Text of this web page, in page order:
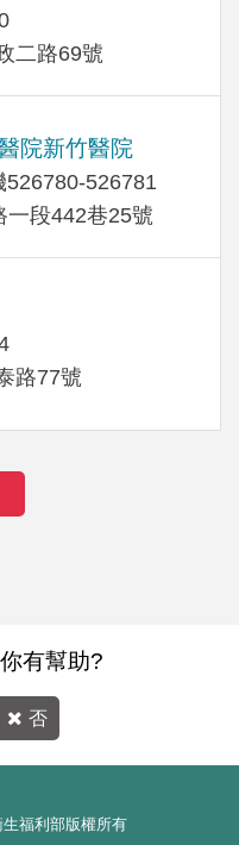
二路69號
院新竹醫院
526781
一段442巷25號
路77號
有幫助?
否
福利部版權所有